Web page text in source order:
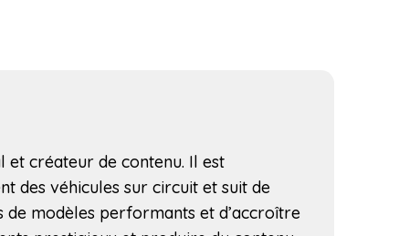
et créateur de contenu. Il est
des véhicules sur circuit et suit de
modèles performants et d’accroître